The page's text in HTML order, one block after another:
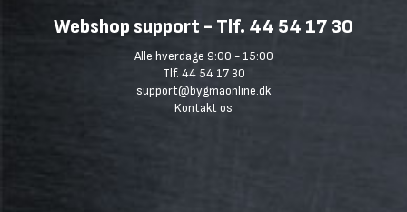
Webshop support - Tlf. 44 54 17 30
Alle hverdage 9:00 - 15:00
Tlf. 44 54 17 30
support@bygmaonline.dk
Kontakt os